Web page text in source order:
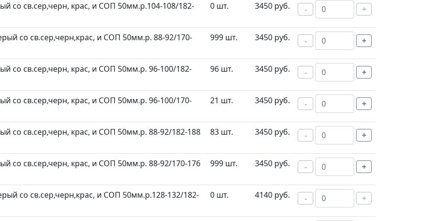
со св.сер,черн, крас, и СОП 50мм.р.104-108/182-
0 шт. 3450 руб. - +
со св.сер,черн,крас, и СОП 50мм.р. 88-92/170-
999 шт. 3450 руб. - +
со св.сер,черн, крас, и СОП 50мм.р. 96-100/182-
96 шт. 3450 руб. - +
со св.сер,черн, крас, и СОП 50мм.р. 96-100/170-
21 шт. 3450 руб. - +
со св.сер,черн, крас, и СОП 50мм.р. 88-92/182-188
83 шт. 3450 руб. - +
со св.сер,черн, крас, и СОП 50мм.р. 88-92/170-176
999 шт. 3450 руб. - +
со св.сер,черн,крас, и СОП 50мм.р.128-132/182-
0 шт. 4140 руб. - +